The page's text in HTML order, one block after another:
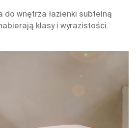
do wnętrza łazienki subtelną
klasy i wyrazistości.